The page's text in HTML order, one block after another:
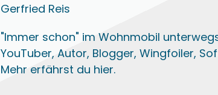
Gerfried Reis
"Immer schon" im Wohnmobil
YouTuber, Autor, Blogger, Wingfoiler,
Mehr erfährst du hier.